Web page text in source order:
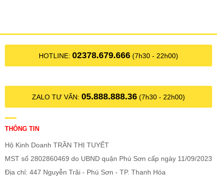
HOTLINE: 02378.679.666 (7h30 - 22h00)
ZALO TƯ VẤN: 05.888.888.36 (7h30 - 22h00)
THÔNG TIN
Hộ Kinh Doanh TRẦN THỊ TUYẾT
MST số 2802860469 do UBND quận Phú Sơn cấp ngày 11/09/2023
Địa chỉ: 447 Nguyễn Trãi - Phú Sơn - TP. Thanh Hóa